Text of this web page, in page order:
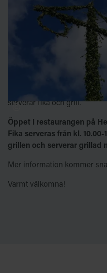
Hembygdsgården i
midsommarstången, samt
bröd från bagarstugan.
Ta med en filt och slå er ner
många skratt. Muséet på
gratis inträde hela dagen.
restaurangen på
serverar fika och grill.
Öppet i restaurangen på
Fika serveras från kl.
grillen och serverar grillad
Mer information kommer
Varmt välkomna!